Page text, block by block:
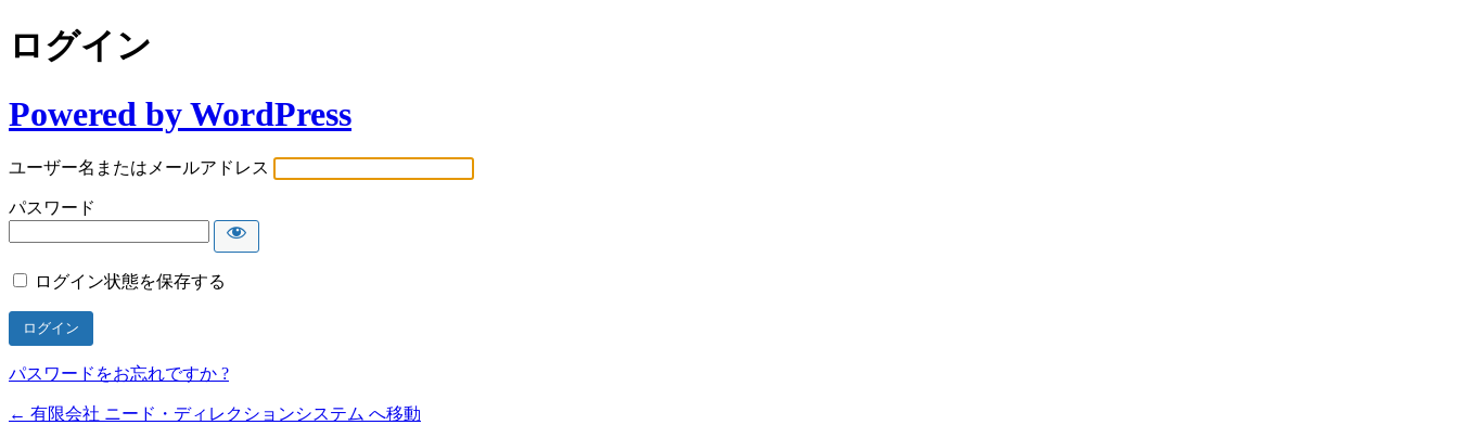
ログイン
Powered by WordPress
ユーザー名またはメールアドレス
パスワード
ログイン状態を保存する
パスワードをお忘れですか ?
← 有限会社 ニード・ディレクションシステム へ移動